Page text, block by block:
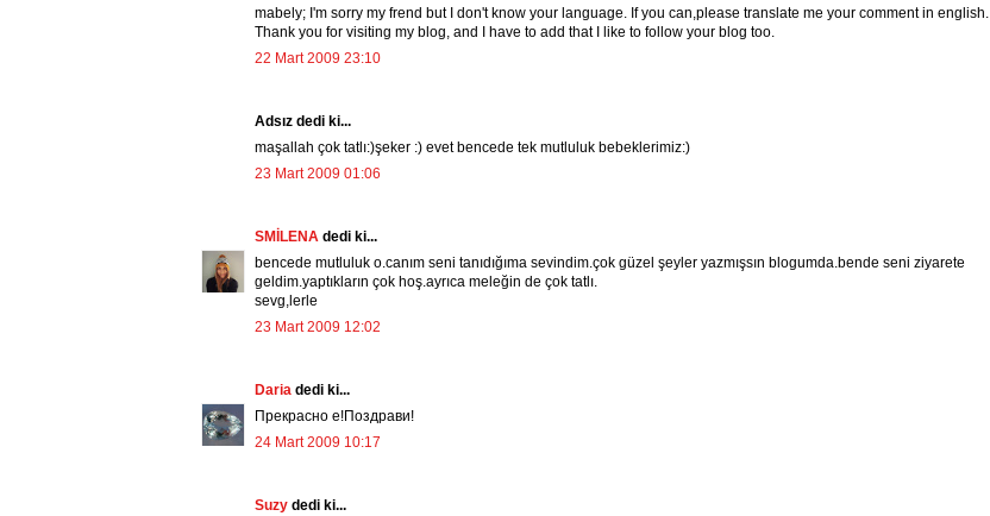
mabely; I'm sorry my frend but I don't know your language. If you can,please translate me your comment in english.
Thank you for visiting my blog, and I have to add that I like to follow your blog too.
22 Mart 2009 23:10
Adsız dedi ki...
maşallah çok tatlı:)şeker :) evet bencede tek mutluluk bebeklerimiz:)
23 Mart 2009 01:06
SMİLENA dedi ki...
bencede mutluluk o.canım seni tanıdığıma sevindim.çok güzel şeyler yazmışsın blogumda.bende seni ziyarete
geldim.yaptıkların çok hoş.ayrıca meleğin de çok tatlı.
sevg,lerle
23 Mart 2009 12:02
Daria dedi ki...
Прекрасно е!Поздрави!
24 Mart 2009 10:17
Suzy dedi ki...